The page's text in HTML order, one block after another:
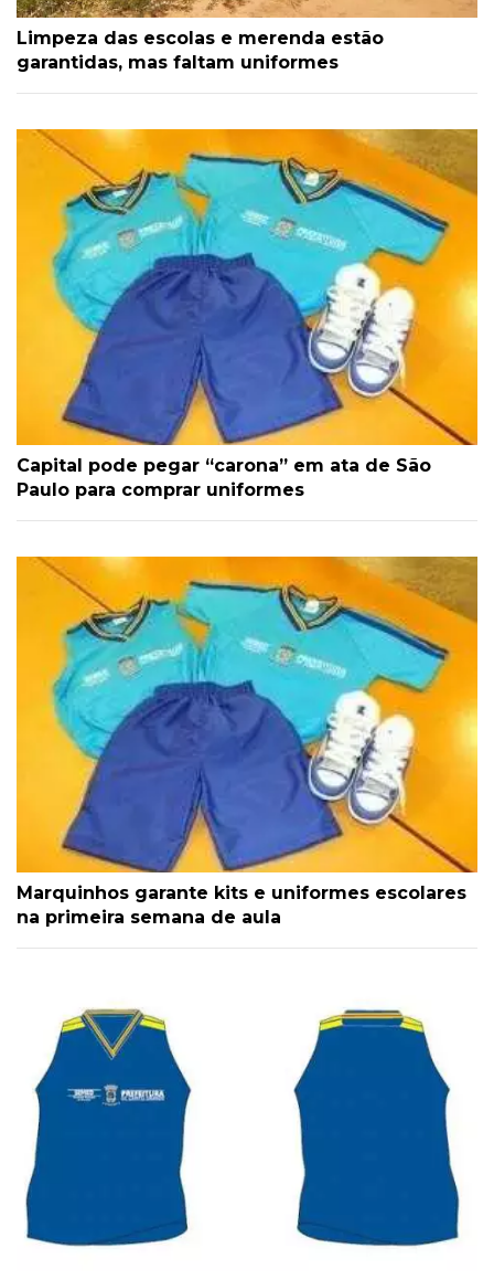
Limpeza das escolas e merenda estão
garantidas, mas faltam uniformes
Capital pode pegar “carona” em ata de São
Paulo para comprar uniformes
Marquinhos garante kits e uniformes escolares
na primeira semana de aula